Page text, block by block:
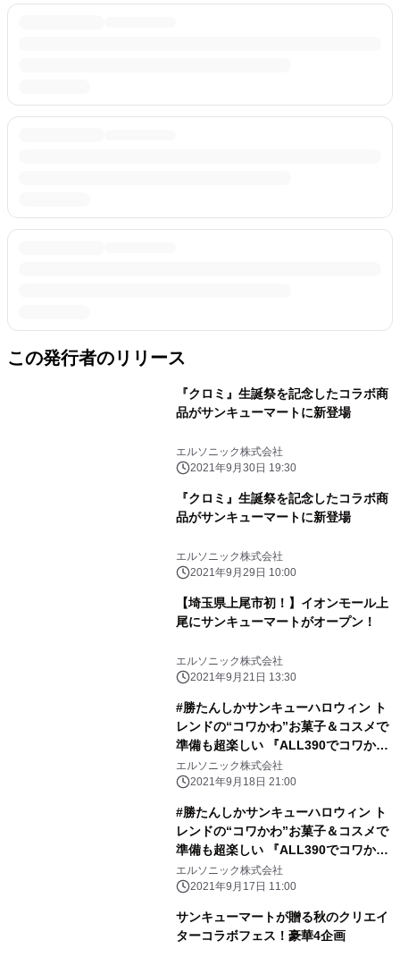
この発行者のリリース
『クロミ』生誕祭を記念したコラボ商
品がサンキューマートに新登場
エルソニック株式会社
2021年9月30日 19:30
『クロミ』生誕祭を記念したコラボ商
品がサンキューマートに新登場
エルソニック株式会社
2021年9月29日 10:00
【埼玉県上尾市初！】イオンモール上
尾にサンキューマートがオープン！
エルソニック株式会社
2021年9月21日 13:30
#勝たんしかサンキューハロウィン ト
レンドの“コワかわ”お菓子＆コスメで
準備も超楽しい 『ALL390でコワかわ
ハロウィン』が9月24日(金) からスタ
ート！
エルソニック株式会社
2021年9月18日 21:00
#勝たんしかサンキューハロウィン ト
レンドの“コワかわ”お菓子＆コスメで
準備も超楽しい 『ALL390でコワかわ
ハロウィン』が9月24日(金) からスタ
ート！
エルソニック株式会社
2021年9月17日 11:00
サンキューマートが贈る秋のクリエイ
ターコラボフェス！豪華4企画